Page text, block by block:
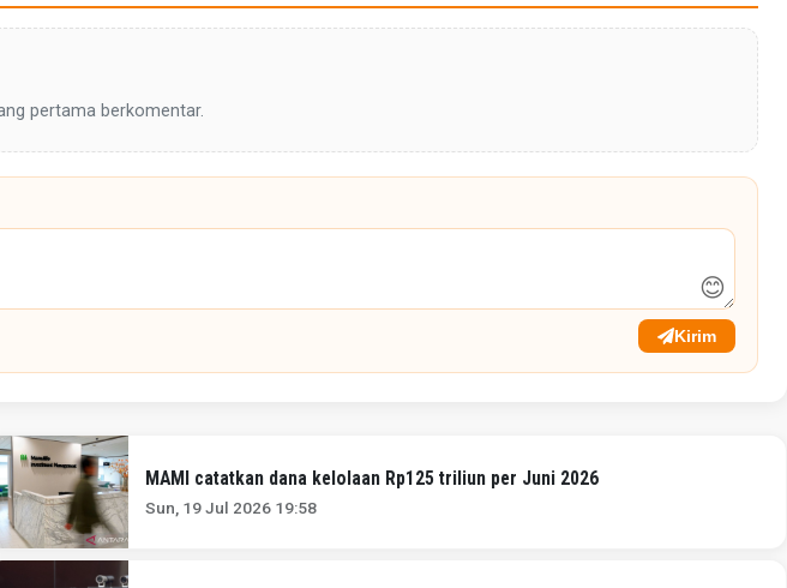
pertama berkomentar.
😊
Kirim
MAMI catatkan dana kelolaan Rp125 triliun per Juni 2026
Sun, 19 Jul 2026 19:58